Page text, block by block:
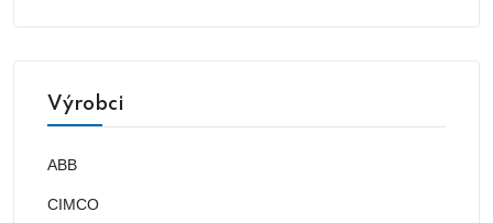
Výrobci
ABB
CIMCO